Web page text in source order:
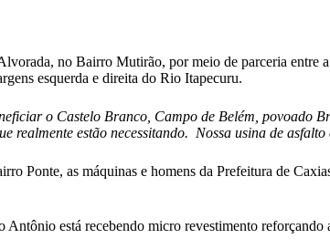
no Bairro Mutirão, por meio de parceria entre
esquerda e direita do Rio Itapecuru.
o Castelo Branco, Campo de Belém,
realmente estão necessitando. Nossa usina de
Ponte, as máquinas e homens da Prefeitura de
está recebendo micro revestimento